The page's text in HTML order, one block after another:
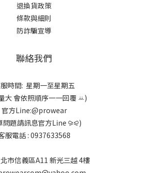
退換貨政策
條款與細則
防詐騙宣導
聯絡我們
時間: 星期一至星期五
大 會依照順序一一回覆 ꕁ)
官方Line:@prowear
問題請訊息官方Line ⪩⪨)
服電話 : 0937633568
市信義區A11 新光三越 4樓